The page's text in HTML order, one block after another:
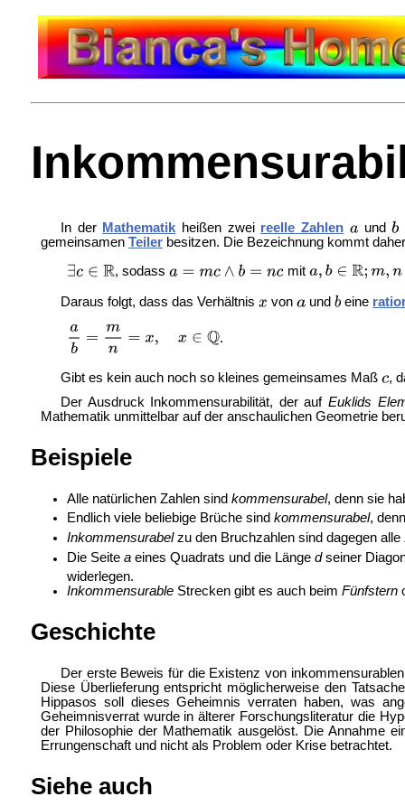
In der Mathematik heißen zwei reelle Zahlen und
gemeinsamen Teilerbesitzen. Die Bezeichnung kommt
, sodass
mit
Daraus folgt, dass das Verhältnis von und eine
.
Gibt es kein auch noch so kleines gemeinsames Maß
,
Der Ausdruck Inkommensurabilität, der aufEuklids
Mathematik unmittelbar auf der anschaulichen Geometrie
Beispiele
Alle natürlichen Zahlen sind kommensurabel, denn sie
Endlich viele beliebige Brüche sind kommensurabel,
Inkommensurabelzu den Bruchzahlen sind dagegen
Die Seite aeines Quadrats und die Länge dseiner
widerlegen.
InkommensurableStrecken gibt es auch beim Fünfstern
Geschichte
Der erste Beweis für die Existenz von
Diese Überlieferung entspricht möglicherweise den
Hippasos soll dieses Geheimnis verraten haben, was
Geheimnisverrat wurde in älterer Forschungsliteratur die
der Philosophie der Mathematik ausgelöst. Die Annahme
Errungenschaft und nicht als Problem oder Krise betrachtet.
Siehe auch